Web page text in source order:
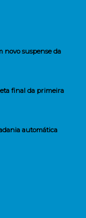
novo suspense da
final da primeira
automática